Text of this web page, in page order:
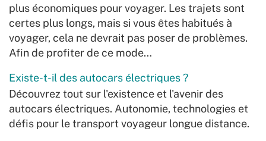
plus économiques pour voyager. Les trajets sont
certes plus longs, mais si vous êtes habitués à
voyager, cela ne devrait pas poser de problèmes.
Afin de profiter de ce mode…
Existe-t-il des autocars électriques ?
Découvrez tout sur l'existence et l'avenir des
autocars électriques. Autonomie, technologies et
défis pour le transport voyageur longue distance.